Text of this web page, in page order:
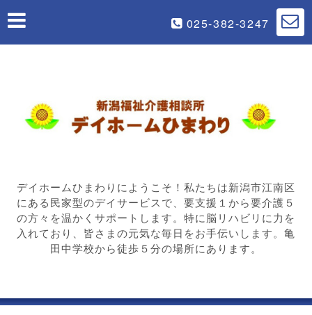
025-382-3247
デイホームひまわりにようこそ！私たちは新潟市江南区
にある民家型のデイサービスで、要支援１から要介護５
の方々を温かくサポートします。特に脳リハビリに力を
入れており、皆さまの元気な毎日をお手伝いします。亀
田中学校から徒歩５分の場所にあります。